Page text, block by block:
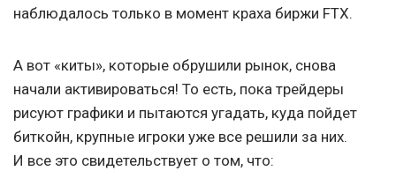
наблюдалось только в момент краха биржи FTX.
А вот «киты», которые обрушили рынок, снова
начали активироваться! То есть, пока трейдеры
рисуют графики и пытаются угадать, куда пойдет
биткойн, крупные игроки уже все решили за них.
И все это свидетельствует о том, что: